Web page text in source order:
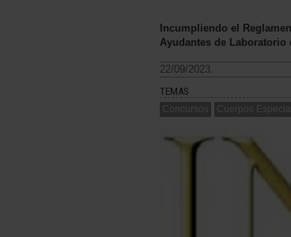
Incumpliendo el
Ayudantes de Laboratorio
22/09/2023.
TEMAS
Concursos Cuerpos